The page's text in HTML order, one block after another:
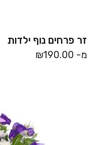
זר פרחים נוף ילדות
מ- ₪190.00